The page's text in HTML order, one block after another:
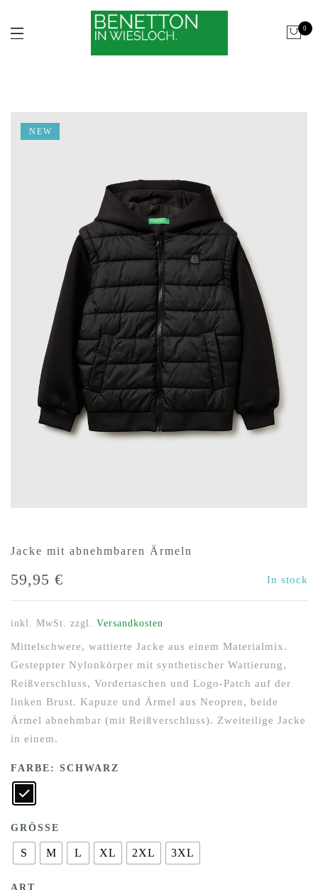
0
NEW
Jacke mit abnehmbaren Ärmeln
59,95 € In stock
inkl. MwSt. zzgl. Versandkosten
Mittelschwere, wattierte Jacke aus einem Materialmix.
Gesteppter Nylonkörper mit synthetischer Wattierung,
Reißverschluss, Vordertaschen und Logo-Patch auf der
linken Brust. Kapuze und Ärmel aus Neopren, beide
Ärmel abnehmbar (mit Reißverschluss). Zweiteilige Jacke
in einem.
FARBE : SCHWARZ
GRÖSSE
S M L XL 2XL 3XL
ART